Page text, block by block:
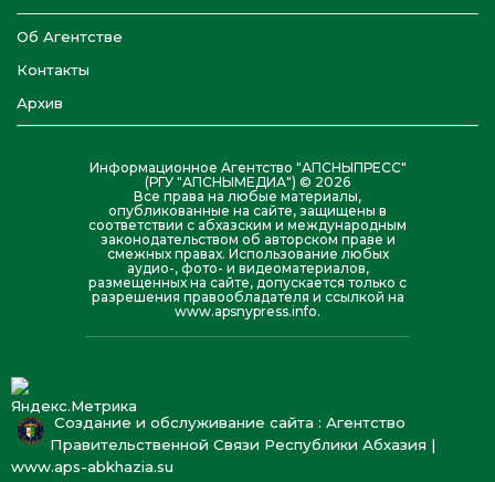
Об Агентстве
Контакты
Архив
Информационное Агентство "АПСНЫПРЕСС"
(РГУ "АПСНЫМЕДИА") © 2026
Все права на любые материалы,
опубликованные на сайте, защищены в
соответствии с абхазским и международным
законодательством об авторском праве и
смежных правах. Использование любых
аудио-, фото- и видеоматериалов,
размещенных на сайте, допускается только с
разрешения правообладателя и ссылкой на
www.apsnypress.info.
Создание и обслуживание сайта : Агентство
Правительственной Связи Республики Абхазия |
www.aps-abkhazia.su